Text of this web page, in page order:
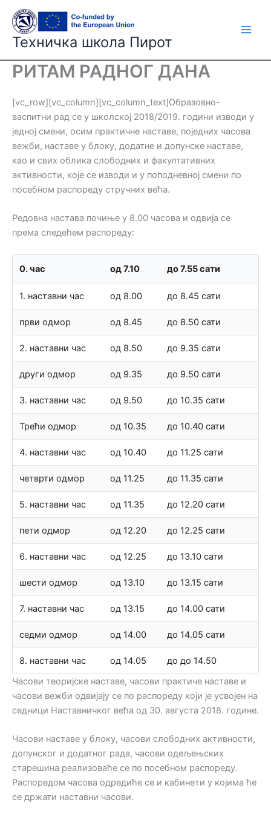
content
Техничка школа Пирот
РИТАМ РАДНОГ ДАНА
[vc_row][vc_column][vc_column_text]Образовно-
васпитни рад се у школској 2018/2019. години изводи у
једној смени, осим практичне наставе, поједних часова
вежби, наставе у блоку, додатне и допунске наставе,
као и свих облика слободних и факултативних
активности, које се изводи и у поподневној смени по
посебном распореду стручних већа.
Редовна настава почиње у 8.00 часова и одвија се
према следећем распореду:
0. час од 7.10 до 7.55 сати
1. наставни час од 8.00 до 8.45 сати
први одмор од 8.45 до 8.50 сати
2. наставни час од 8.50 до 9.35 сати
други одмор од 9.35 до 9.50 сати
3. наставни час од 9.50 до 10.35 сати
Трећи одмор од 10.35 до 10.40 сати
4. наставни час од 10.40 до 11.25 сати
четврти одмор од 11.25 до 11.35 сати
5. наставни час од 11.35 до 12.20 сати
пети одмор од 12.20 до 12.25 сати
6. наставни час од 12.25 до 13.10 сати
шести одмор од 13.10 до 13.15 сати
7. наставни час од 13.15 до 14.00 сати
седми одмор од 14.00 до 14.05 сати
8. наставни час од 14.05
до до 14.50
Часови теоријске наставе, часови практиче наставе и
часови вежби одвијају се по распореду који је усвојен на
седници Наставничког већа од 30. августа 2018. године.
Часови наставе у блоку, часови слободних активности,
допунског и додатног рада, часови одељењских
старешина реализоваће се по посебном распореду.
Распоредом часова одредиће се и кабинети у којима ће
се држати наставни часови.